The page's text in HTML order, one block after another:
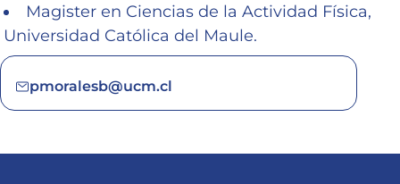
Magister en Ciencias de la Actividad Física,
Universidad Católica del Maule.
pmoralesb@ucm.cl